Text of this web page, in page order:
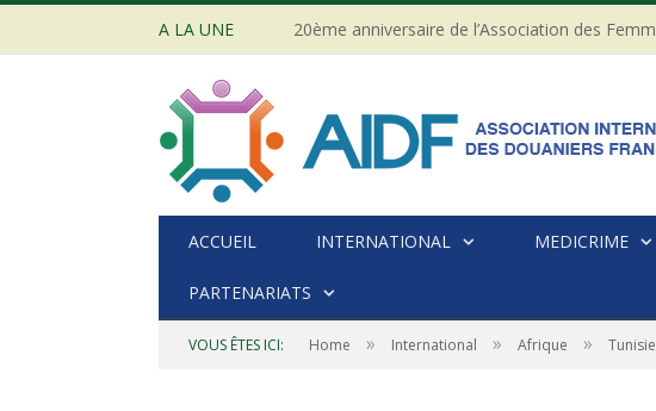
A LA UNE
ACCUEIL INTERNATIONAL MEDICRIME
PARTENARIATS
VOUS ÊTES ICI: Home » International » Afrique » Tunisie